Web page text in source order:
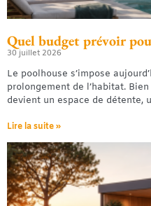
Quel budget prévoir
30 juillet 2026
Le poolhouse s’impose
prolongement de l’habitat.
devient un espace de détente,
Lire la suite »